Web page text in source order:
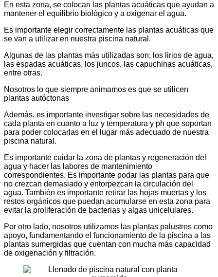
En esta zona, se colocan las plantas acuáticas que ayudan a
mantener el equilibrio biológico y a oxigenar el agua.
Es importante elegir correctamente las plantas acuáticas que
se van a utilizar en nuestra piscina natural.
Algunas de las plantas más utilizadas son: los lirios de agua,
las espadas acuáticas, los juncos, las capuchinas acuáticas,
entre otras.
Nosotros lo que siempre animamos es que se utilicen
plantas autóctonas
Además, es importante investigar sobre las necesidades de
cada planta en cuanto a luz y temperatura y ph que soportan
para poder colocarlas en el lugar más adecuado de nuestra
piscina natural.
Es importante cuidar la zona de plantas y regeneración del
agua y hacer las labores de mantenimiento
correspondientes. Es importante podar las plantas para que
no crezcan demasiado y entorpezcan la circulación del
agua. También es importante retirar las hojas muertas y los
restos orgánicos que puedan acumularse en esta zona para
evitar la proliferación de bacterias y algas unicelulares.
Por otro lado, nosotros utilizamos las plantas palustres como
apoyo, fundamentando el funcionamiento de la piscina a las
plantas sumergidas que cuentan con mucha más capacidad
de oxigenación y filtración.